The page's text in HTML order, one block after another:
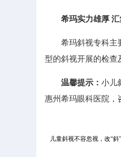
希玛实力雄厚
希玛斜视专科主要
型的斜视开展的检查
温馨提示： 小儿
惠州希玛眼科医院，
儿童斜视不容忽视，改“斜